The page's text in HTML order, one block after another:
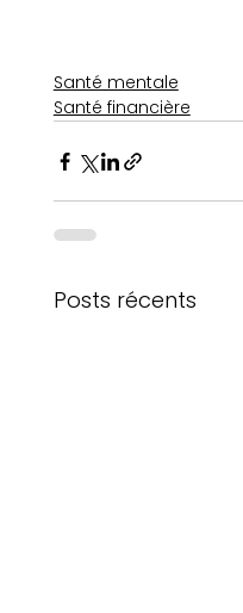
Santé mentale
Santé financière
Posts récents